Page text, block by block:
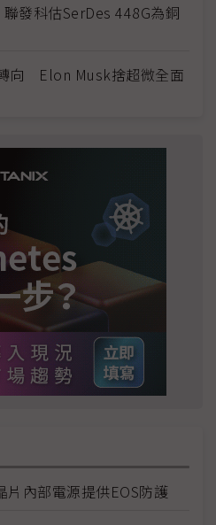
發科估SerDes 448G為銅
向 Elon Musk捨超微全面
片內部電源提供EOS防護